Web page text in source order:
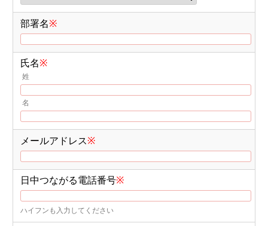
部署名※
氏名※
姓
名
メールアドレス※
日中つながる電話番号※
ハイフンも入力してください